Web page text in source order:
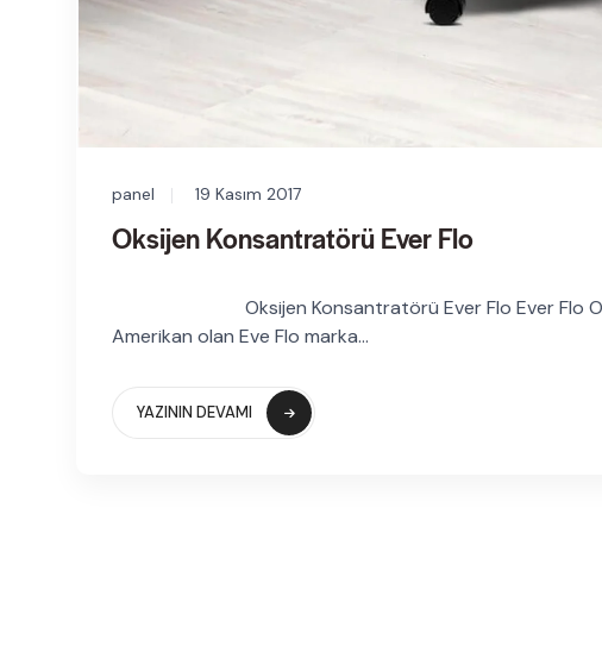
panel 19 Kasım 2017
Oksijen Konsantratörü Ever Flo
Oksijen Konsantratörü Ever Flo Ever Flo
Amerikan olan Eve Flo marka...
YAZININ DEVAMI